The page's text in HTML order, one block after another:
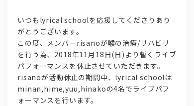
いつもlyrical schoolを応援してくださりあり
がとうございます。
この度、メンバーrisanoが喉の治療/リハビリ
を行う為、2018年11月18日(日)より暫くライブ
パフォーマンスを休止させていただきます。
risanoが活動休止の期間中、lyrical schoolは
minan,hime,yuu,hinakoの4名でライブパフ
ォーマンスを行います。
GOODS
FAN CLUB
TICKET